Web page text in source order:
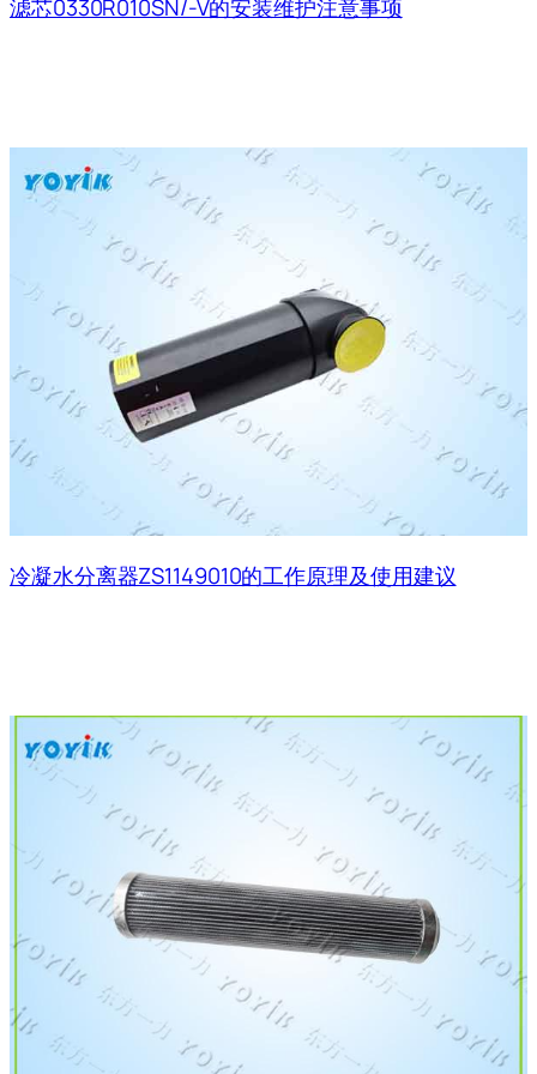
滤芯0330R010SN/-V的安装维护注意事项
冷凝水分离器ZS1149010的工作原理及使用建议